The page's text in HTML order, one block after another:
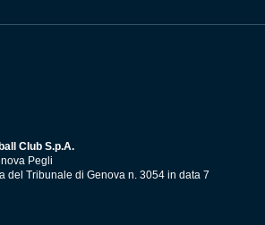
Club S.p.A.
Pegli
del Tribunale di Genova n. 3054 in data 7